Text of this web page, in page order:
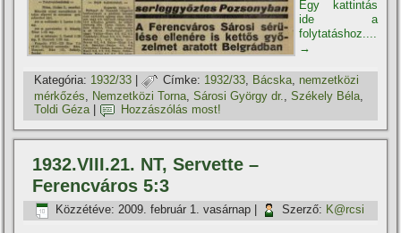
Egy kattintás
ide a
folytatáshoz....
→
Kategória: 1932/33 | Címke: 1932/33, Bácska, nemzetközi
mérkőzés, Nemzetközi Torna,Sárosi György dr.,Székely Béla,
Toldi Géza| Hozzászólás most!
1932.VIII.21. NT, Servette –
Ferencváros 5:3
Közzétéve: 2009. február 1. vasárnap Szerző: K@rcsi